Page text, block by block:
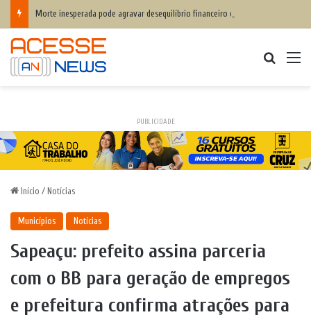
Morte inesperada pode agravar desequilíbrio financeiro das famílias
PUBLICIDADE
Início / Notícias
Municípios Notícias
Sapeaçu: prefeito assina parceria
com o BB para geração de empregos
e prefeitura confirma atrações para